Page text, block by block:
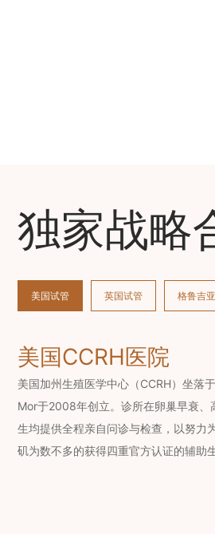
独家战略
美国CCRH医院
美国加州生殖医学中心（CCRH）坐落
Mor于2008年创立。诊所在卵巢早衰、
生均提供全程亲自问诊与检查，以努力
矶为数不多的获得四重官方认证的辅助
美国试管 英国试管 格鲁吉亚